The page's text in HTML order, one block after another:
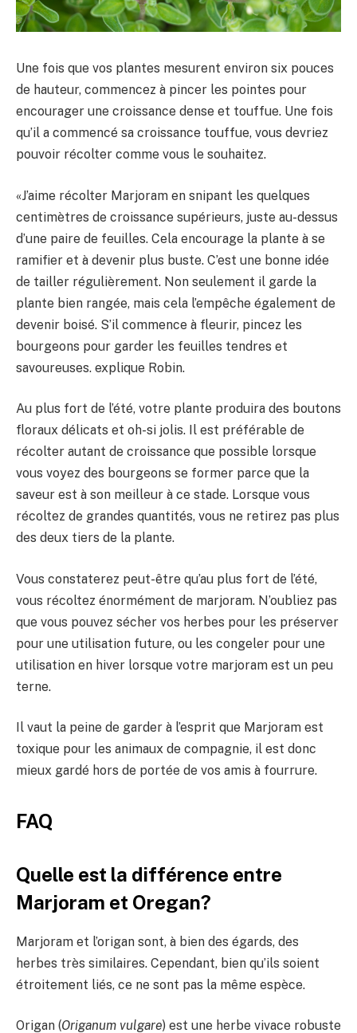
Une fois que vos plantes mesurent environ six pouces
de hauteur, commencez à pincer les pointes pour
encourager une croissance dense et touffue. Une fois
qu’il a commencé sa croissance touffue, vous devriez
pouvoir récolter comme vous le souhaitez.
«J’aime récolter Marjoram en snipant les quelques
centimètres de croissance supérieurs, juste au-dessus
d’une paire de feuilles. Cela encourage la plante à se
ramifier et à devenir plus buste. C’est une bonne idée
de tailler régulièrement. Non seulement il garde la
plante bien rangée, mais cela l’empêche également de
devenir boisé. S’il commence à fleurir, pincez les
bourgeons pour garder les feuilles tendres et
savoureuses. explique Robin.
Au plus fort de l’été, votre plante produira des boutons
floraux délicats et oh-si jolis. Il est préférable de
récolter autant de croissance que possible lorsque
vous voyez des bourgeons se former parce que la
saveur est à son meilleur à ce stade. Lorsque vous
récoltez de grandes quantités, vous ne retirez pas plus
des deux tiers de la plante.
Vous constaterez peut-être qu’au plus fort de l’été,
vous récoltez énormément de marjoram. N’oubliez pas
que vous pouvez sécher vos herbes pour les préserver
pour une utilisation future, ou les congeler pour une
utilisation en hiver lorsque votre marjoram est un peu
terne.
Il vaut la peine de garder à l’esprit que Marjoram est
toxique pour les animaux de compagnie, il est donc
mieux gardé hors de portée de vos amis à fourrure.
FAQ
Quelle est la différence entre
Marjoram et Oregan?
Marjoram et l’origan sont, à bien des égards, des
herbes très similaires. Cependant, bien qu’ils soient
étroitement liés, ce ne sont pas la même espèce.
Origan (Origanum vulgare) est une herbe vivace robuste